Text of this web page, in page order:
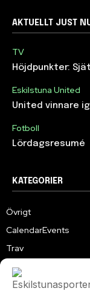
AKTUELLT JUST
TV
Höjdpunkter:
Eskilstuna United
United vinnare
Fotboll
Lördagsresumé
KATEGORIER
Övrigt
CalendarEvents
Trav
TV
Samhällsprojekt